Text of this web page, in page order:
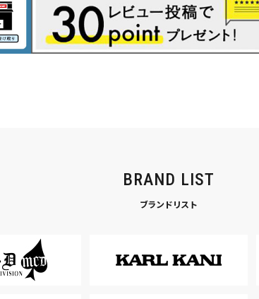
tune 絞り込んで検索する
BRAND LIST
ブランドリスト